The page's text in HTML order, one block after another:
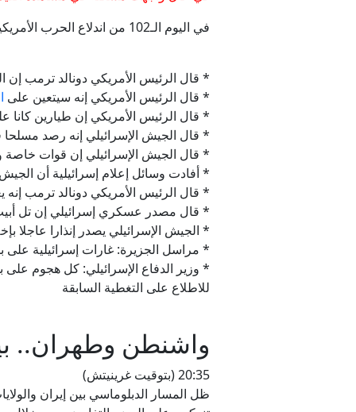
في اليوم الـ102 من اندلاع الحرب الأمريكية الإسرائيلية على
* قال الرئيس الأمريكي دونالد ترمب
* قال الرئيس الأمريكي إنه سيتعين على
* قال الرئيس الأمريكي إن طيارين كانا
* قال الجيش الإسرائيلي إنه رصد
* قال الجيش الإسرائيلي إن قوات خاصة
* أفادت وسائل إعلام إسرائيلية أن
* قال الرئيس الأمريكي دونالد ترمب إنه
* قال مصدر عسكري إسرائيلي إن تل أبيب
* الجيش الإسرائيلي يصدر إنذارا عاجلا
* مراسل الجزيرة: غارات إسرائيلية على
* وزير الدفاع الإسرائيلي: كل هجوم
للاطلاع على التغطية السابقة
واشنطن وطهران..
20:35 (بتوقيت غرينيتش)
ظل المسار الدبلوماسي بين إيران